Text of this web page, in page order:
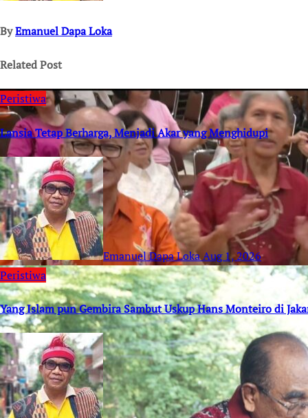
ByEmanuel Dapa Loka
Related Post
Peristiwa
Lansia Tetap Berharga, Menjadi Akar yang Menghidupi
Emanuel Dapa LokaAug 1, 2026
Peristiwa
Yang Islam pun Gembira Sambut Uskup Hans Monteiro di